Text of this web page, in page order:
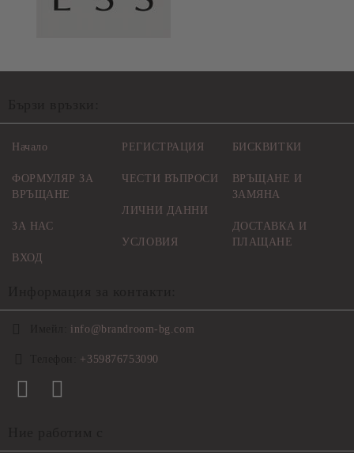
Начало
ФОРМУЛЯР ЗА
ВРЪЩАНЕ
ЗА НАС
ВХОД
РЕГИСТРАЦИЯ
ЧЕСТИ ВЪПРОСИ
ЛИЧНИ ДАННИ
УСЛОВИЯ
БИСКВИТКИ
ВРЪЩАНЕ И
ЗАМЯНА
ДОСТАВКА И
ПЛАЩАНЕ
info@brandroom-bg.com
+359876753090